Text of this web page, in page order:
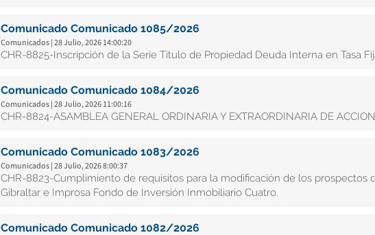
Comunicado Comunicado 1085/2026
Comunicados | 28 Julio, 2026 14:00:20
CHR-8825-Inscripción de la Serie Título de Propiedad Deuda Interna en Tasa
Comunicado Comunicado 1084/2026
Comunicados | 28 Julio, 2026 11:00:16
CHR-8824-ASAMBLEA GENERAL ORDINARIA Y EXTRAORDINARIA DE
Comunicado Comunicado 1083/2026
Comunicados | 28 Julio, 2026 8:00:37
CHR-8823-Cumplimiento de requisitos para la modificación de los prospectos
Gibraltar e Improsa Fondo de Inversión Inmobiliario Cuatro.
Comunicado Comunicado 1082/2026